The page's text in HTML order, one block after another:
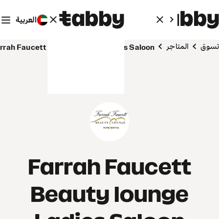
العربية
المتاجر Farrah Faucett Beauty lounge Ladies Saloon
Farrah Faucett
Beauty lounge